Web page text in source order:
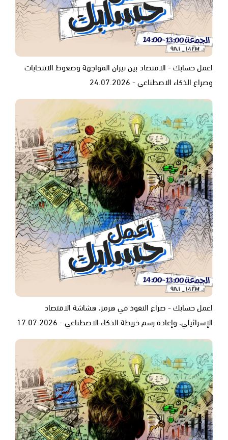
اعمل حسابك - الاقتصاد بين نيران المواجهة وضغوط الانتخابات
وصراع الذكاء الاصطناعي - 24.07.2026
اعمل حسابك - صراع النفوذ في هرمز، هشاشة الاقتصاد
الإسرائيلي، وإعادة رسم خريطة الذكاء الاصطناعي - 17.07.2026